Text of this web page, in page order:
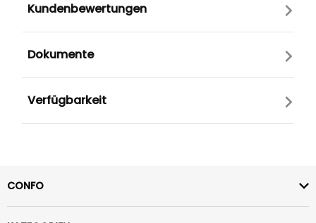
Kundenbewertungen
Dokumente
Verfügbarkeit
CONFO